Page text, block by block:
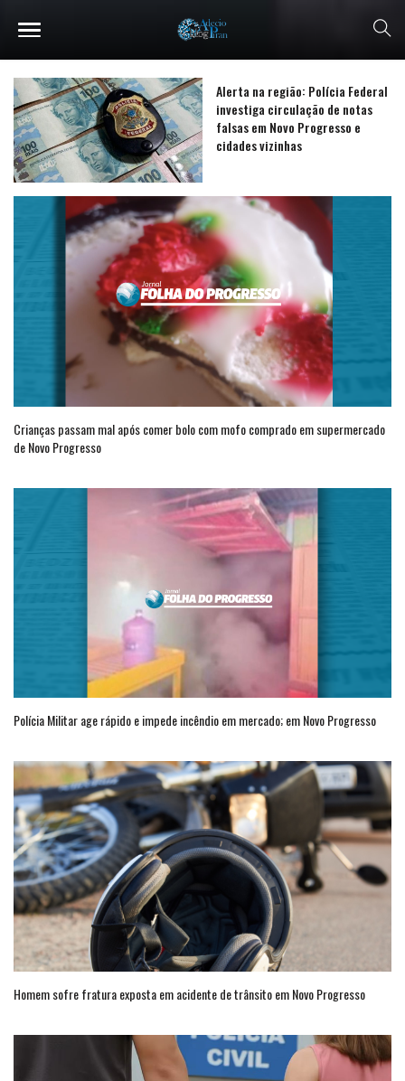
Alerta na região: Polícia Federal
investiga circulação de notas
falsas em Novo Progresso e
cidades vizinhas
Crianças passam mal após comer bolo com mofo comprado em supermercado
de Novo Progresso
Polícia Militar age rápido e impede incêndio em mercado; em Novo Progresso
Homem sofre fratura exposta em acidente de trânsito em Novo Progresso